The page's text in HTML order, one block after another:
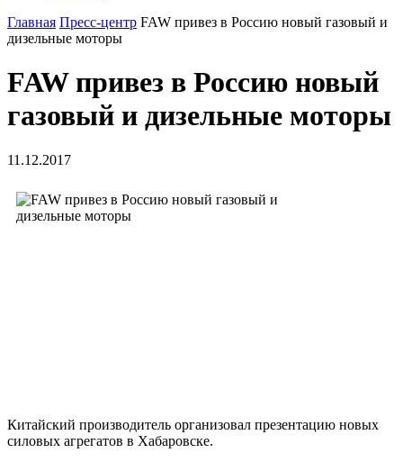
Главная Пресс-центр FAW привез в Россию новый газовый и
дизельные моторы
FAW привез в Россию новый
газовый и дизельные моторы
11.12.2017
Китайский производитель организовал презентацию новых
силовых агрегатов в Хабаровске.